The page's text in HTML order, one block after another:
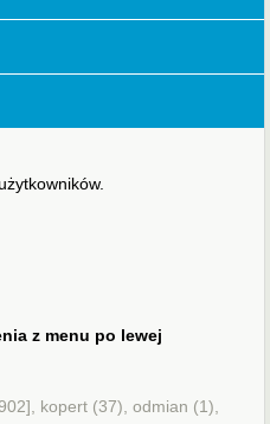
z menu po lewej
kopert (37), odmian (1),